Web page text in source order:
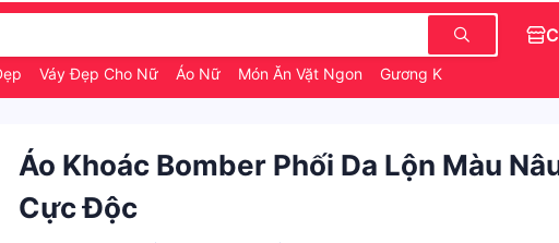
Váy Đẹp Cho Nữ Áo Nữ Món Ăn Vặt Ngon Gương Kính Toàn Thân
Áo Khoác Bomber Phối Da Lộn Màu
Cực Độc